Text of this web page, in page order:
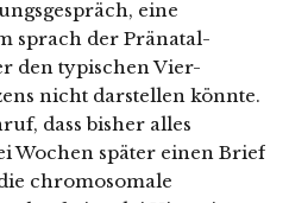
eine
sprach der Pränatal-
den typischen Vier-
nicht darstellen könnte.
dass bisher alles
Wochen später einen Brief
chromosomale